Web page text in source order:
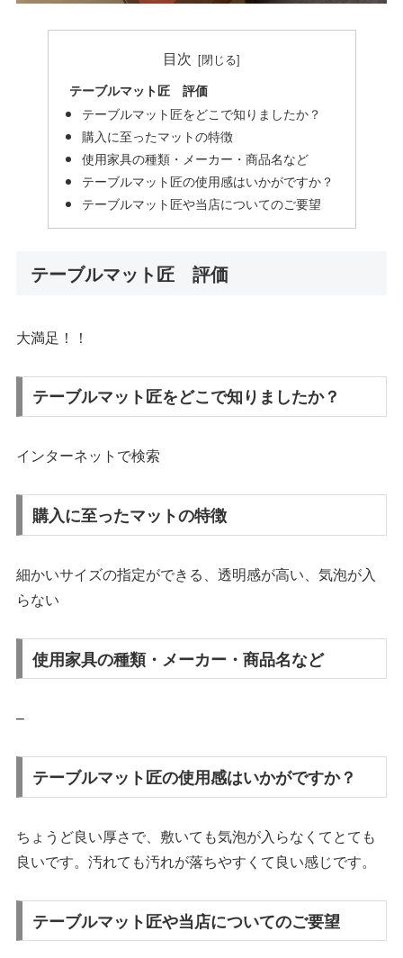
目次
テーブルマット匠 評価
テーブルマット匠をどこで知りましたか？
購入に至ったマットの特徴
使用家具の種類・メーカー・商品名など
テーブルマット匠の使用感はいかがですか？
テーブルマット匠や当店についてのご要望
テーブルマット匠 評価
大満足！！
テーブルマット匠をどこで知りましたか？
インターネットで検索
購入に至ったマットの特徴
細かいサイズの指定ができる、透明感が高い、気泡が入
らない
使用家具の種類・メーカー・商品名など
–
テーブルマット匠の使用感はいかがですか？
ちょうど良い厚さで、敷いても気泡が入らなくてとても
良いです。汚れても汚れが落ちやすくて良い感じです。
テーブルマット匠や当店についてのご要望